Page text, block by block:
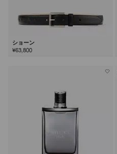
ショーン
¥63,800